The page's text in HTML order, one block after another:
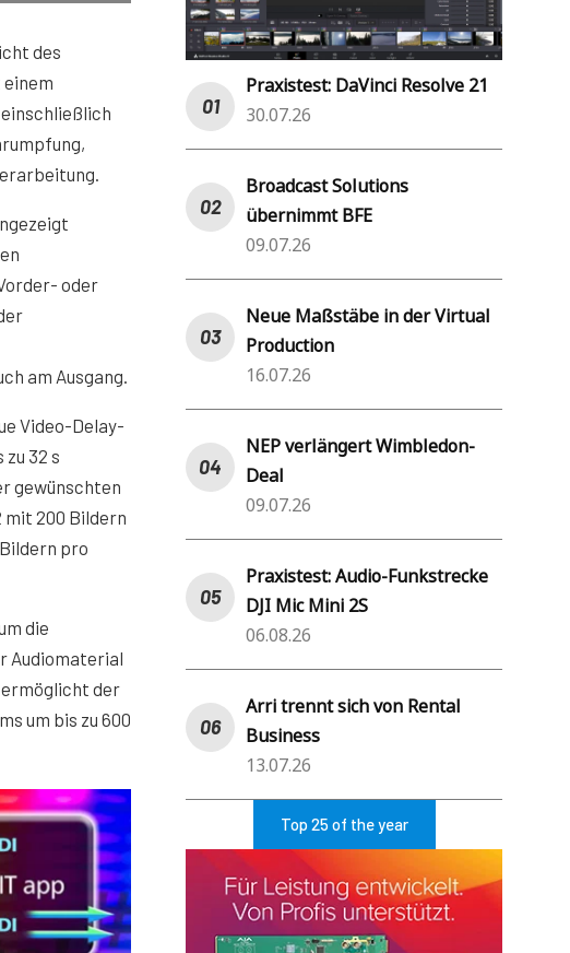
des
oder
am Ausgang.
Video-Delay-
32 s
gewünschten
mit 200 Bildern
pro
die
Audiomaterial
ermöglicht der
um bis zu 600
Praxistest: DaVinci Resolve 21
30.07.26
Broadcast Solutions
übernimmt BFE
09.07.26
Neue Maßstäbe in der Virtual
Production
16.07.26
NEP verlängert Wimbledon-
Deal
09.07.26
Praxistest: Audio-Funkstrecke
DJI Mic Mini 2S
06.08.26
Arri trennt sich von Rental
Business
13.07.26
Top 25 of the year